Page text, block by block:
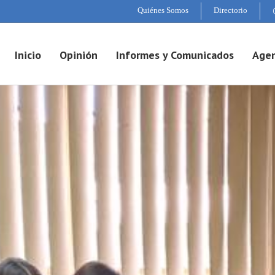
Quiénes Somos Directorio
Inicio Opinión Informes y Comunicados